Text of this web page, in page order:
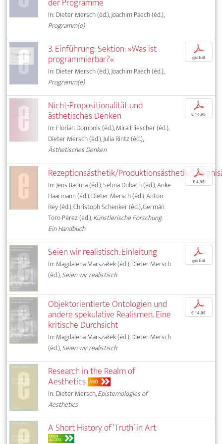
In: Dieter Mersch (éd.), Joachim Paech (éd.),
Programm(e)
3. Einführung: Sektion: »Was ist
programmierbar?«
In: Dieter Mersch (éd.), Joachim Paech (éd.),
Programm(e)
p
gratuit
Nicht-Propositionalität und
ästhetisches Denken
In: Florian Dombois (éd.), Mira Fliescher (éd.),
Dieter Mersch (éd.), Julia Rintz (éd.),
Ästhetisches Denken
p
€ 14,95
Rezeptionsästhetik/Produktionsästhetik/
In: Jens Badura (éd.), Selma Dubach (éd.), Anke
Haarmann (éd.), Dieter Mersch (éd.), Anton
Rey (éd.), Christoph Schenker (éd.), Germán
Toro Pérez (éd.),Künstlerische Forschung.
Ein Handbuch
p
€ 4,95
Seien wir realistisch. Einleitung
In: Magdalena Marszałek (éd.), Dieter Mersch
(éd.),Seien wir realistisch
p
gratuit
Objektorientierte Ontologien und
andere spekulative Realismen. Eine
kritische Durchsicht
In: Magdalena Marszałek (éd.), Dieter Mersch
(éd.),Seien wir realistisch
p
€ 14,95
Research in the Realm of
Aesthetics ABO
In: Dieter Mersch,Epistemologies of
Aesthetics
A Short History of ‘Truth’ in Art
OPEN
ACCESS